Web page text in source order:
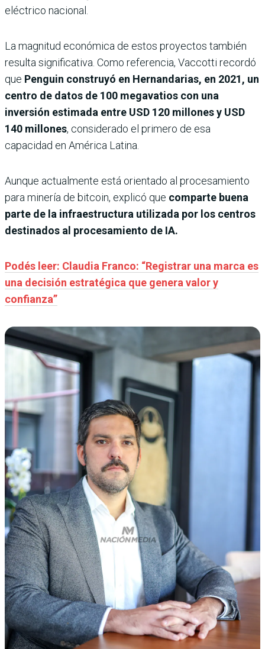
eléctrico nacional.
La magnitud económica de estos proyectos también
resulta significativa. Como referencia, Vaccotti recordó
que Penguin construyó en Hernandarias, en 2021, un
centro de datos de 100 megavatios con una
inversión estimada entre USD 120 millones y USD
140 millones, considerado el primero de esa
capacidad en América Latina.
Aunque actualmente está orientado al procesamiento
para minería de bitcoin, explicó que comparte buena
parte de la infraestructura utilizada por los centros
destinados al procesamiento de IA.
Podés leer: Claudia Franco: “Registrar una marca es
una decisión estratégica que genera valor y
confianza”